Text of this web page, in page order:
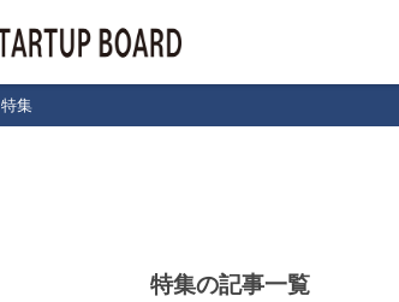
特集
特集の記事一覧